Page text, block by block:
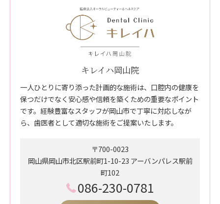
キレイハ岡山院
一人ひとりに寄り添った計画的な施術は、口腔内の健康を
保つだけでなく安心感や信頼を築くための重要なポイント
です。経験豊富なスタッフが岡山市で丁寧に対応しなが
ら、歯医者として適切な施術をご提案いたします。
〒700-0023
岡山県岡山市北区駅前町1-10-23 アーバンパレス駅前
町102
086-230-0781